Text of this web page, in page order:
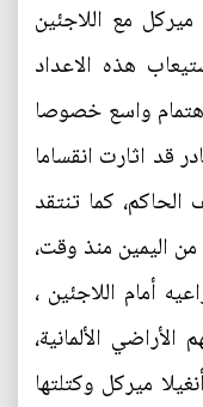
مع اللاجئين
هذه الاعداد
واسع خصوصا
قد اثارت انقساما
الحاكم، كما تنتقد
اليمين منذ وقت،
أمام اللاجئين ،
الألمانية،
ميركل وكتلتها